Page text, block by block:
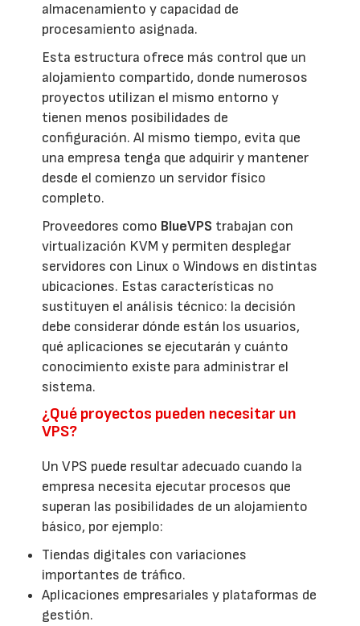
almacenamiento y capacidad de
procesamiento asignada.
Esta estructura ofrece más control que un
alojamiento compartido, donde numerosos
proyectos utilizan el mismo entorno y
tienen menos posibilidades de
configuración. Al mismo tiempo, evita que
una empresa tenga que adquirir y mantener
desde el comienzo un servidor físico
completo.
Proveedores como BlueVPS trabajan con
virtualización KVM y permiten desplegar
servidores con Linux o Windows en distintas
ubicaciones. Estas características no
sustituyen el análisis técnico: la decisión
debe considerar dónde están los usuarios,
qué aplicaciones se ejecutarán y cuánto
conocimiento existe para administrar el
sistema.
¿Qué proyectos pueden necesitar un
VPS?
Un VPS puede resultar adecuado cuando la
empresa necesita ejecutar procesos que
superan las posibilidades de un alojamiento
básico, por ejemplo:
Tiendas digitales con variaciones
importantes de tráfico.
Aplicaciones empresariales y plataformas de
gestión.